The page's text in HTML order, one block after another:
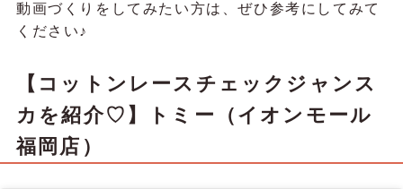
動画づくりをしてみたい方は、ぜひ参考にしてみて
ください♪
【コットンレースチェックジャンス
カを紹介♡】トミー（イオンモール
福岡店）